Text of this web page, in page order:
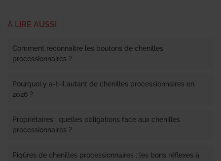
À LIRE AUSSI
Comment reconnaître les boutons de chenilles
processionnaires ?
Pourquoi y a-t-il autant de chenilles processionnaires en
2026 ?
Propriétaires : quelles obligations face aux chenilles
processionnaires ?
Piqûres de chenilles processionnaires : les bons réflexes à